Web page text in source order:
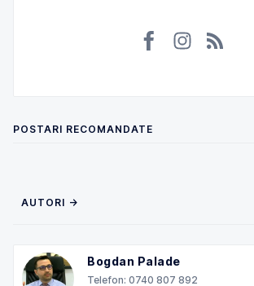
POSTARI RECOMANDATE
AUTORI →
Bogdan Palade
Telefon: 0740 807 892